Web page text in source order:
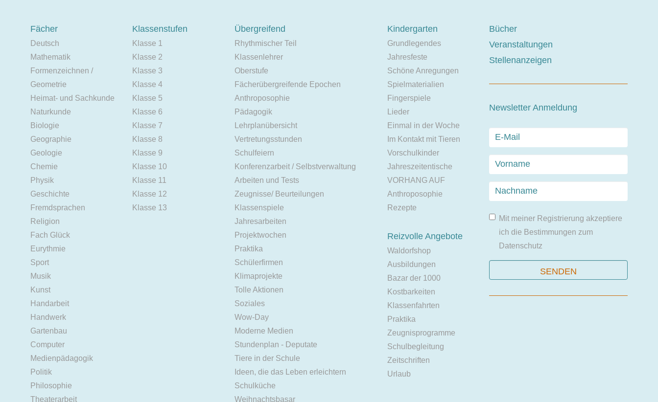
Fächer
Deutsch
Mathematik
Formenzeichnen /
Geometrie
Heimat- und Sachkunde
Naturkunde
Biologie
Geographie
Geologie
Chemie
Physik
Geschichte
Fremdsprachen
Religion
Fach Glück
Eurythmie
Sport
Musik
Kunst
Handarbeit
Handwerk
Gartenbau
Computer
Medienpädagogik
Politik
Philosophie
Theaterarbeit
Klassenstufen
Klasse 1
Klasse 2
Klasse 3
Klasse 4
Klasse 5
Klasse 6
Klasse 7
Klasse 8
Klasse 9
Klasse 10
Klasse 11
Klasse 12
Klasse 13
Übergreifend
Rhythmischer Teil
Klassenlehrer
Oberstufe
Fächerübergreifende Epochen
Anthroposophie
Pädagogik
Lehrplanübersicht
Vertretungsstunden
Schulfeiern
Konferenzarbeit / Selbstverwaltung
Arbeiten und Tests
Zeugnisse/ Beurteilungen
Klassenspiele
Jahresarbeiten
Projektwochen
Praktika
Schülerfirmen
Klimaprojekte
Tolle Aktionen
Soziales
Wow-Day
Moderne Medien
Stundenplan - Deputate
Tiere in der Schule
Ideen, die das Leben erleichtern
Schulküche
Weihnachtsbasar
Kindergarten
Grundlegendes
Jahresfeste
Schöne Anregungen
Spielmaterialien
Fingerspiele
Lieder
Einmal in der Woche
Im Kontakt mit Tieren
Vorschulkinder
Jahreszeitentische
VORHANG AUF
Anthroposophie
Rezepte
Reizvolle Angebote
Waldorfshop
Ausbildungen
Bazar der 1000
Kostbarkeiten
Klassenfahrten
Praktika
Zeugnisprogramme
Schulbegleitung
Zeitschriften
Urlaub
Bücher
Veranstaltungen
Stellenanzeigen
Newsletter Anmeldung
Mit meiner Registrierung akzeptiere
ich die Bestimmungen zum
Datenschutz